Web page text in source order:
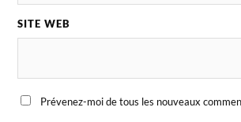
SITE WEB
Prévenez-moi de tous les nouveaux